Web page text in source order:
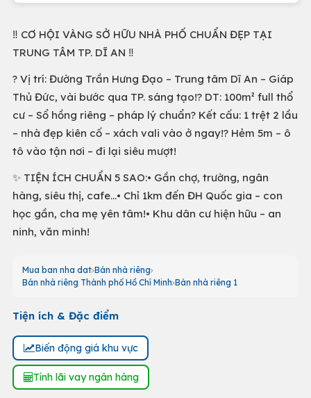
‼️ CƠ HỘI VÀNG SỞ HỮU NHÀ PHỐ CHUẨN ĐẸP TẠI
TRUNG TÂM TP. DĨ AN ‼️
? Vị trí: Đường Trần Hưng Đạo – Trung tâm Dĩ An – Giáp
Thủ Đức, vài bước qua TP. sáng tạo!? DT: 100m² full thổ
cư – Sổ hồng riêng – pháp lý chuẩn? Kết cấu: 1 trệt 2 lầu
– nhà đẹp kiên cố – xách vali vào ở ngay!? Hẻm 5m – ô
tô vào tận nơi – đi lại siêu mượt!
✨ TIỆN ÍCH CHUẨN 5 SAO:• Gần chợ, trường, ngân
hàng, siêu thị, cafe…• Chỉ 1km đến ĐH Quốc gia – con
học gần, cha mẹ yên tâm!• Khu dân cư hiện hữu – an
ninh, văn minh!
Mua ban nha dat Bán nhà riêng
Bán nhà riêng Thành phố Hồ Chí Minh Bán nhà riêng 1
Tiện ích & Đặc điểm
Biến động giá khu vực
Tính lãi vay ngân hàng